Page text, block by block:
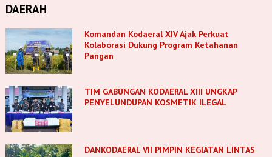
DAERAH
Komandan Kodaeral XIV Ajak Perkuat
Kolaborasi Dukung Program Ketahanan
Pangan
TIM GABUNGAN KODAERAL XIII UNGKAP
PENYELUNDUPAN KOSMETIK ILEGAL
DANKODAERAL VII PIMPIN KEGIATAN LINTAS